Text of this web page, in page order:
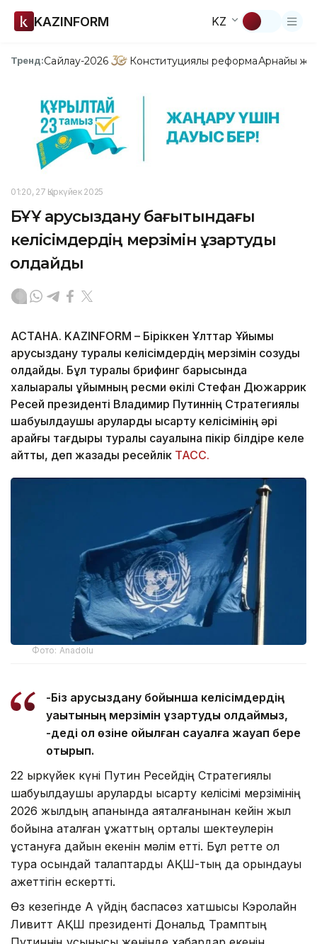
KAZINFORM KZ
Тренд:Сайлау-2026 Конституциялық реформаАрнайы
01:20, 27 Қыркүйек 2025
БҰҰ қарусыздану бағытындағы
келісімдердің мерзімін ұзартуды
қолдайды
АСТАНА. KAZINFORM – Біріккен Ұлттар Ұйымы
қарусыздану туралы келісімдердің мерзімін созуды
қолдайды. Бұл туралы брифинг барысында
халықаралық ұйымның ресми өкілі Стефан Дюжаррик
Ресей президенті Владимир Путиннің Стратегиялық
шабуылдаушы қаруларды қысқарту келісімінің әрі
қарайғы тағдыры туралы сауалына пікір білдіре келе
айтты, деп жазады ресейлік ТАСС.
Фото: Anadolu
-Біз қарусыздану бойынша келісімдердің
уақытының мерзімін ұзартуды қолдаймыз,
-деді ол өзіне қойылған сауалға жауап бере
отырып.
22 қыркүйек күні Путин Ресейдің Стратегиялық
шабуылдаушы қаруларды қысқарту келісімі мерзімінің
2026 жылдың ақпанында аяқталғанынан кейін жыл
бойына аталған құжаттың орталық шектеулерін
ұстануға дайын екенін мәлім етті. Бұл ретте ол
тура осындай талаптарды АҚШ-тың да орындауы
қажеттігін ескертті.
Өз кезегінде Ақ үйдің баспасөз хатшысы Кэролайн
Ливитт АҚШ президенті Дональд Трамптың